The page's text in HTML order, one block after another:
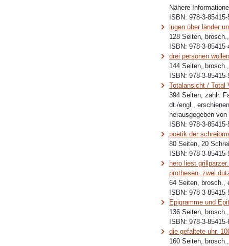
Nähere
ISBN: 978-3-85415-
lügen über länder
128 Seiten,
ISBN: 978-3-85415-
drei personen
144 Seiten,
ISBN: 978-3-85415-
Totalansicht / Total
394 Seiten, zahlr.
dt./engl.,
herausgegeben
ISBN: 978-3-85415-
poetik der
80 Seiten, 20
ISBN: 978-3-85415-
hero liest
prothesen. zwei
64 Seiten, brosch.,
ISBN: 978-3-85415-
Epigramme und
136 Seiten,
ISBN: 978-3-85415-
die gefaltete uhr.
160 Seiten,